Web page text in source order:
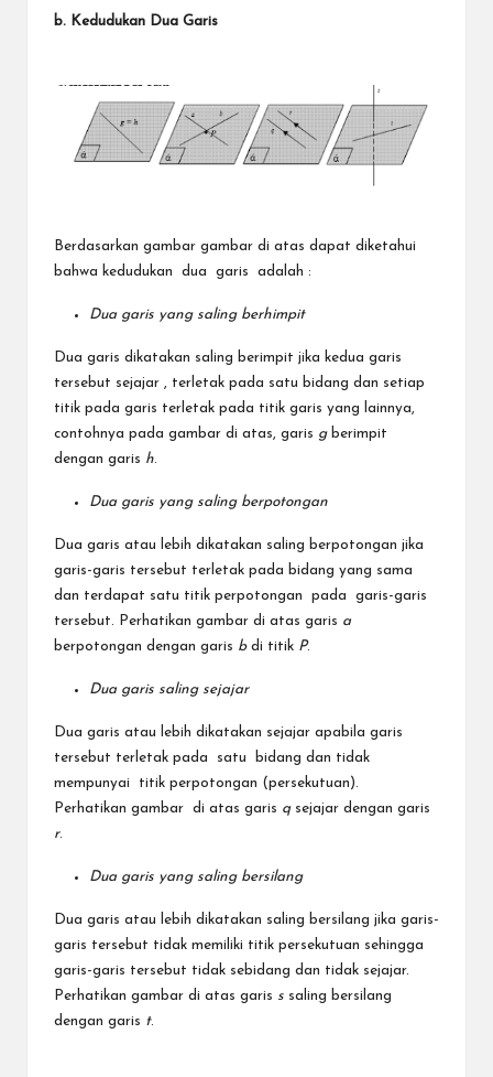
b. Kedudukan Dua Garis
Berdasarkan gambar gambar di atas dapat diketahui
bahwa kedudukan dua garis adalah :
Dua garis yang saling berhimpit
Dua garis dikatakan saling berimpit jika kedua garis
tersebut sejajar , terletak pada satu bidang dan setiap
titik pada garis terletak pada titik garis yang lainnya,
contohnya pada gambar di atas, garis g berimpit
dengan garis h.
Dua garis yang saling berpotongan
Dua garis atau lebih dikatakan saling berpotongan jika
garis-garis tersebut terletak pada bidang yang sama
dan terdapat satu titik perpotongan pada garis-garis
tersebut. Perhatikan gambar di atas garis a
berpotongan dengan garis b di titik P.
Dua garis saling sejajar
Dua garis atau lebih dikatakan sejajar apabila garis
tersebut terletak pada satu bidang dan tidak
mempunyai titik perpotongan (persekutuan).
Perhatikan gambar di atas garis q sejajar dengan garis
r.
Dua garis yang saling bersilang
Dua garis atau lebih dikatakan saling bersilang jika garis-
garis tersebut tidak memiliki titik persekutuan sehingga
garis-garis tersebut tidak sebidang dan tidak sejajar.
Perhatikan gambar di atas garis s saling bersilang
dengan garis t.